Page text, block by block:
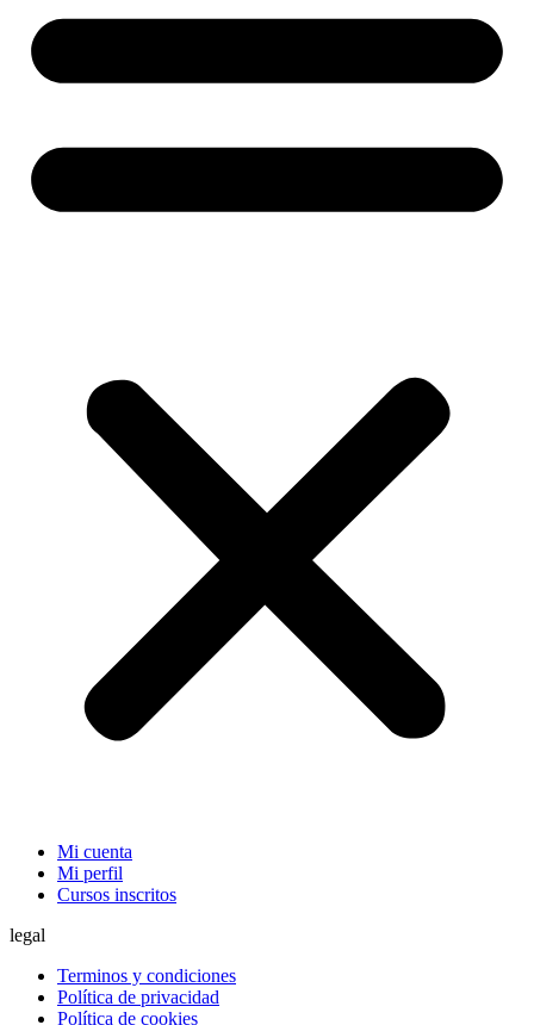
Mi cuenta
Mi perfil
Cursos inscritos
legal
Terminos y condiciones
Política de privacidad
Política de cookies